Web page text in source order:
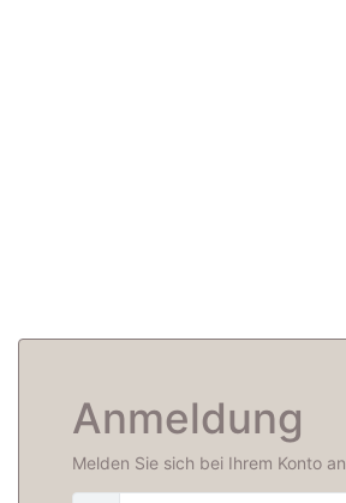
Anmeldung
Melden Sie sich bei Ihrem Konto an